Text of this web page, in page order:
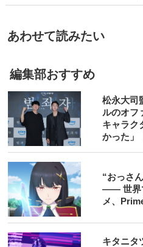
あわせて読みたい
編集部おすすめ
松永大司
ルのオフ
キャラク
かった」
“おっさ
―― 世界
メ、
キタニタ